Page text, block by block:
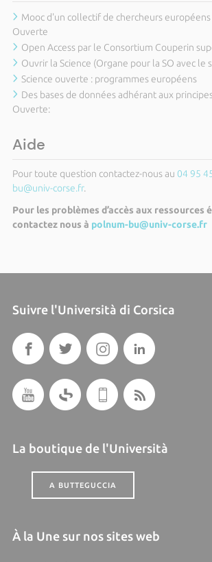
Mooc d'un collectif de chercheurs européens
Ouverte
Open Access par le Consortium Couperin
Ouvrir la Science (Organe pour la SO avec le
Science ouverte : programmes européens
Des bases de données adhérant aux
Ouverte:
Aide
Pour toute question contactez-nous au 04 95
bu@univ-corse.fr.
Pour les problèmes d’accès aux ressources
contactez nous à polnum-bu@univ-corse.fr
Suivre l'Università di Corsica
La boutique de l'Università
A BUTTEGUCCIA
À la Une sur nos sites web